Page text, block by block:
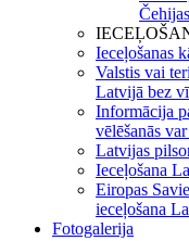
Ieceļošanas
Valstis vai
Latvijā bez
Informācija
vēlēšanās
Latvijas
Ieceļošana
Eiropas
ieceļošana
Fotogalerija